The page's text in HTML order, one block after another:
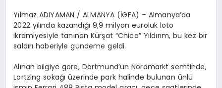
Yılmaz ADIYAMAN / ALMANYA (İGFA) – Almanya’da
2022 yılında kazandığı 9,9 milyon euroluk loto
ikramiyesiyle tanınan Kürşat “Chico” Yıldırım, bu kez bir
saldırı haberiyle gündeme geldi.
Alınan bilgiye göre, Dortmund’un Nordmarkt semtinde,
Lortzing sokağı üzerinde park halinde bulunan ünlü